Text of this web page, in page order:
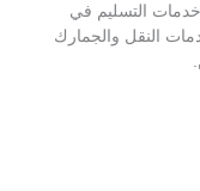
التسليم في
النقل والجمارك